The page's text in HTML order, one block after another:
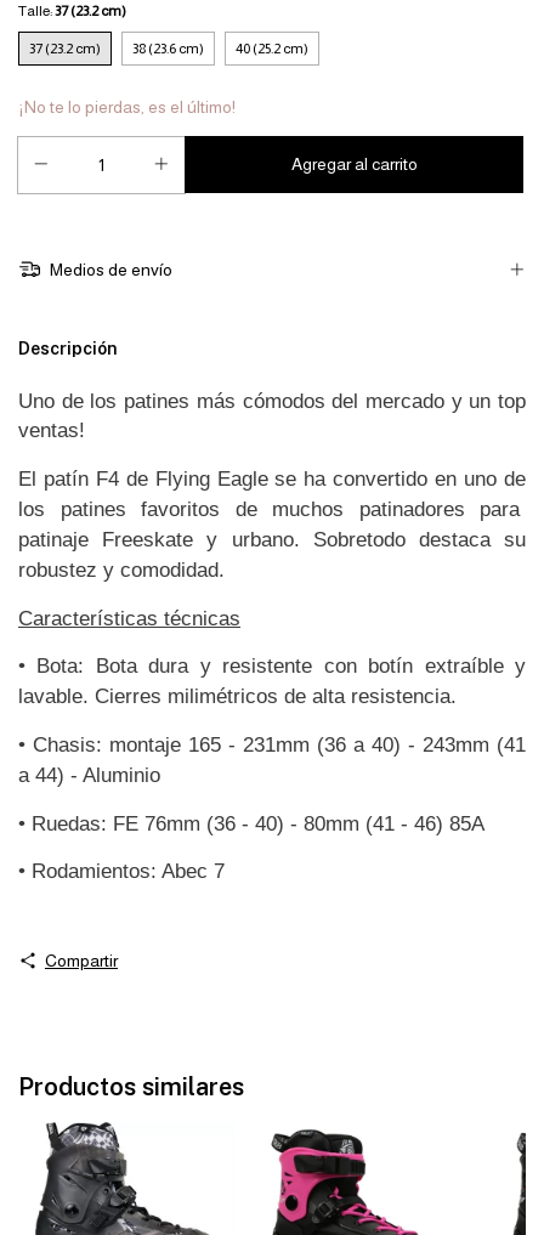
Talle:37 (23.2 cm)
37 (23.2 cm) 38 (23.6 cm) 40 (25.2 cm)
¡No te lo pierdas, es el último!
Medios de envío
Descripción
Uno de los patines más cómodos del mercado y un top
ventas!
El patín F4 de Flying Eagle se ha convertido en uno de
los patines favoritos de muchos patinadores para
patinaje Freeskate y urbano. Sobretodo destaca su
robustez y comodidad.
Características técnicas
• Bota: Bota dura y resistente con botín extraíble y
lavable. Cierres milimétricos de alta resistencia.
• Chasis: montaje 165 - 231mm (36 a 40) - 243mm (41
a 44) - Aluminio
• Ruedas: FE 76mm (36 - 40) - 80mm (41 - 46) 85A
• Rodamientos: Abec 7
Compartir
Productos similares